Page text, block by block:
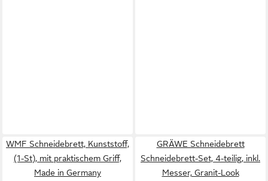
WMF Schneidebrett, Kunststoff,
(1-St), mit praktischem Griff,
Made in Germany
GRÄWE Schneidebrett
Schneidebrett-Set, 4-teilig, inkl.
Messer, Granit-Look